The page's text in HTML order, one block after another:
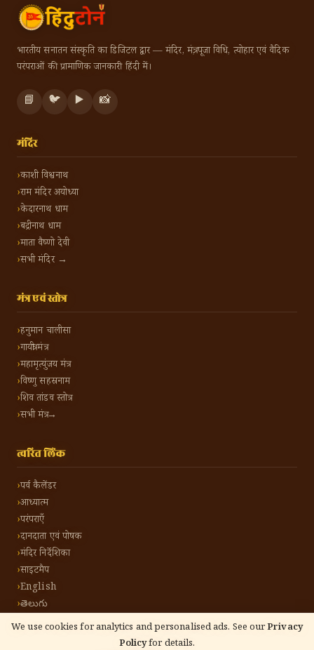
We use cookies for analytics and personalised ads. See ourPrivacy
Policyfor details.
भारतीय सनातन संस्कृति का डिजिटल द्वार — मंदिर, मंत्र, पूजा विधि, त्योहार एवं वैदिक
परंपराओं की प्रामाणिक जानकारी हिंदी में।
📘 🐦 ▶️ 📸
मंदिर
काशी विश्वनाथ
राम मंदिर अयोध्या
केदारनाथ धाम
बद्रीनाथ धाम
माता वैष्णो देवी
सभी मंदिर →
मंत्र एवं स्तोत्र
हनुमान चालीसा
गायत्री मंत्र
महामृत्युंजय मंत्र
विष्णु सहस्रनाम
शिव तांडव स्तोत्र
सभी मंत्र →
त्वरित लिंक
पर्व कैलेंडर
आध्यात्म
परंपराएँ
दानदाता एवं पोषक
मंदिर निर्देशिका
साइटमैप
English
తెలుగు